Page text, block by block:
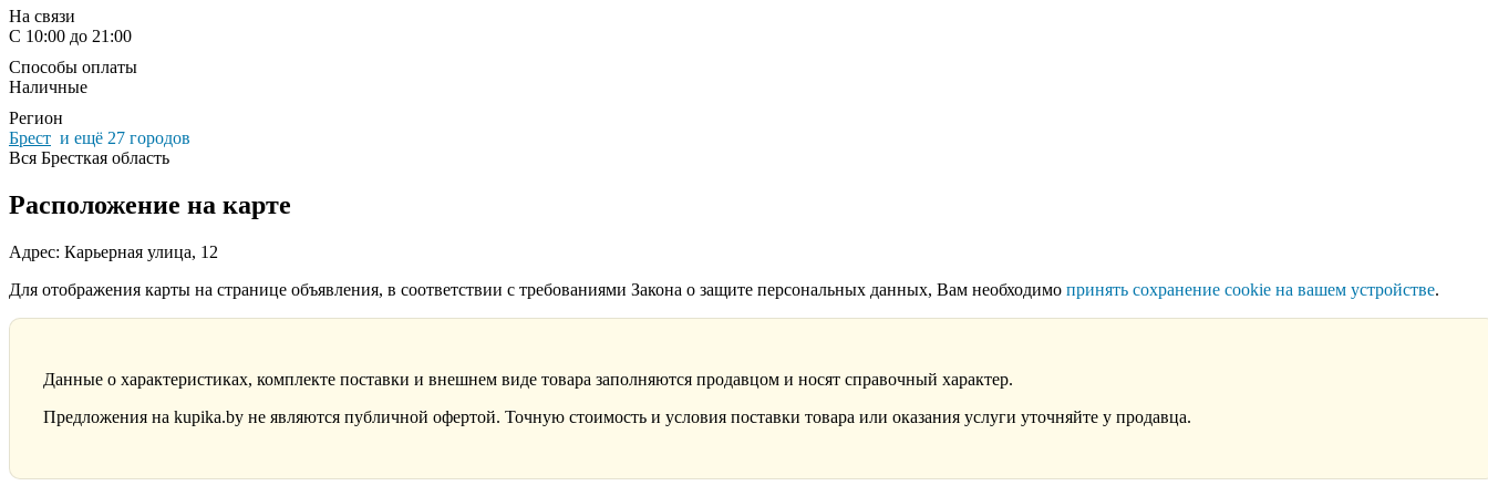
На связи
С 10:00 до 21:00
Способы оплаты
Наличные
Регион
Брест и ещё 27 городов
Вся Бресткая область
Расположение на карте
Адрес: Карьерная улица, 12
Для отображения карты на странице объявления, в соответствии с требованиями Закона о защите персональных данных, Вам необходимо принять сохранение cookie на вашем устройстве.
Данные о характеристиках, комплекте поставки и внешнем виде товара заполняются продавцом и носят справочный характер.
Предложения на kupika.by не являются публичной офертой. Точную стоимость и условия поставки товара или оказания услуги уточняйте у продавца.